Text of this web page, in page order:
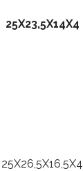
25X23,5X14X4
25X26,5X16,5X4